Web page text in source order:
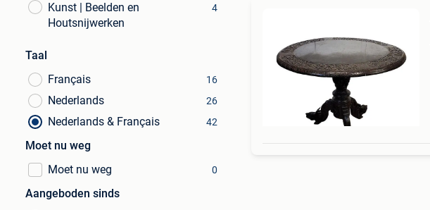
Kunst | Beelden en
Houtsnijwerken
4
Taal
Français
16
Nederlands 26
Nederlands & Français 42
Moet nu weg
Moet nu weg
0
Aangeboden sinds